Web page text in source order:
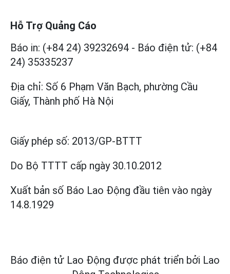
Hỗ Trợ Quảng Cáo
Báo in: (+84 24) 39232694 - Báo điện tử: (+84
24) 35335237
Địa chỉ: Số 6 Phạm Văn Bạch, phường Cầu
Giấy, Thành phố Hà Nội
Giấy phép số: 2013/GP-BTTT
Do Bộ TTTT cấp ngày 30.10.2012
Xuất bản số Báo Lao Động đầu tiên vào ngày
14.8.1929
Báo điện tử Lao Động được phát triển bởi Lao